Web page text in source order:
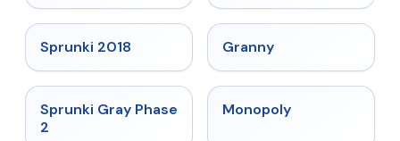
Sprunki 2018 Granny
★ 4.4
Sprunki Gray Phase
2
Monopoly